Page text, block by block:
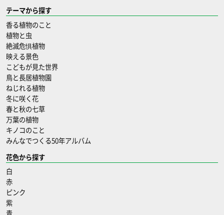
テーマから探す
香る植物のこと
植物と虫
絶滅危惧植物
映える景色
こどもが見た世界
鳥と長居植物園
ねじれる植物
冬に咲く花
春と秋の七草
万葉の植物
キノコのこと
みんなでつくる50年アルバム
花色から探す
白
赤
ピンク
紫